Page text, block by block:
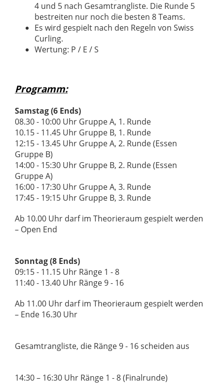
4 und 5 nach Gesamtrangliste. Die Runde 5
bestreiten nur noch die besten 8 Teams.
Es wird gespielt nach den Regeln von Swiss
Curling.
Wertung: P / E / S
Programm:
Samstag (6 Ends)
08.30 - 10:00 Uhr Gruppe A, 1. Runde
10.15 - 11.45 Uhr Gruppe B, 1. Runde
12:15 - 13.45 Uhr Gruppe A, 2. Runde (Essen
Gruppe B)
14:00 - 15:30 Uhr Gruppe B, 2. Runde (Essen
Gruppe A)
16:00 - 17:30 Uhr Gruppe A, 3. Runde
17:45 - 19:15 Uhr Gruppe B, 3. Runde
Ab 10.00 Uhr darf im Theorieraum gespielt werden
– Open End
Sonntag (8 Ends)
09:15 - 11.15 Uhr Ränge 1 - 8
11:40 - 13.40 Uhr Ränge 9 - 16
Ab 11.00 Uhr darf im Theorieraum gespielt werden
– Ende 16.30 Uhr
Gesamtrangliste, die Ränge 9 - 16 scheiden aus
14:30 – 16:30 Uhr Ränge 1 - 8 (Finalrunde)